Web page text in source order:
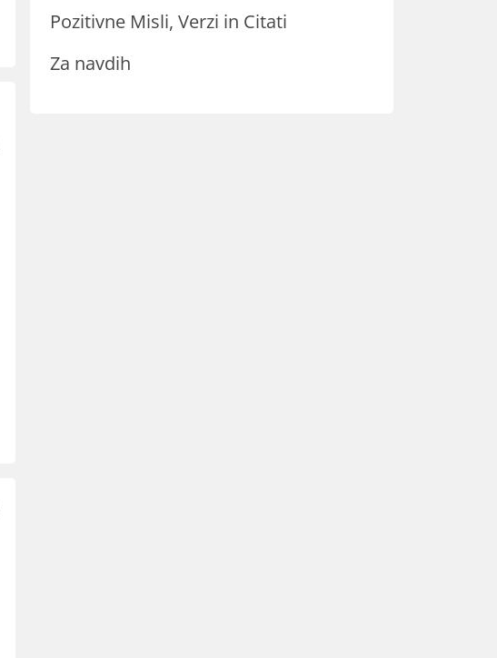
Pozitivne Misli, Verzi in Citati
Za navdih